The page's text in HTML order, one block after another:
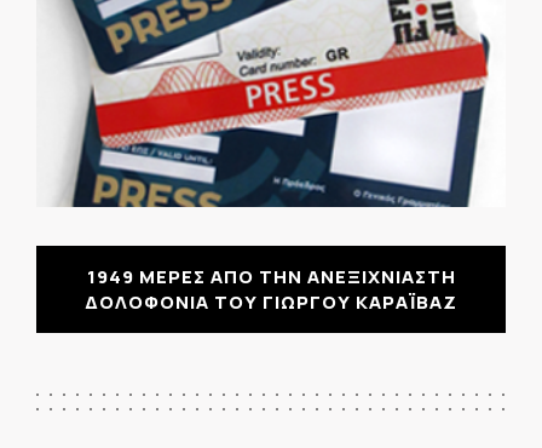
1949 ΜΕΡΕΣ ΑΠΟ ΤΗΝ ΑΝΕΞΙΧΝΙΑΣΤΗ
ΔΟΛΟΦΟΝΙΑ ΤΟΥ ΓΙΩΡΓΟΥ ΚΑΡΑΪΒΑΖ